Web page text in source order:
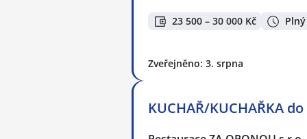
23 500 – 30 000 Kč
Zveřejněno: 3. srpna
KUCHAŘ/KUCHAŘKA